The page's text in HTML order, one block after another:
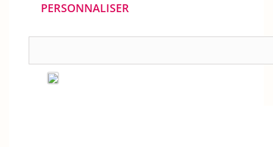
PERSONNALISER